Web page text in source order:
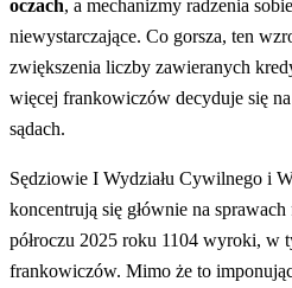
oczach, a mechanizmy radzenia
niewystarczające. Co gorsza, ten
zwiększenia liczby zawieranych
więcej frankowiczów decyduje się
sądach.
Sędziowie I Wydziału Cywilnego i
koncentrują się głównie na
półroczu 2025 roku 1104 wyroki, w
frankowiczów. Mimo że to